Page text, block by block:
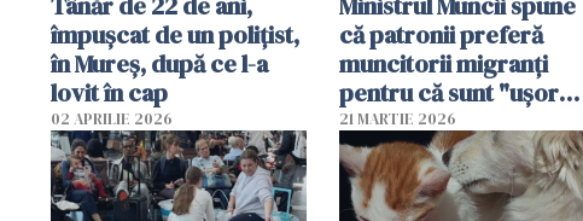
împușcat de un polițist,
în Mureș, după ce l-a
lovit în cap
02 APRILIE 2026
că patronii preferă
muncitorii migranți
pentru că sunt "uşor
dispensabili"
21 MARTIE 2026